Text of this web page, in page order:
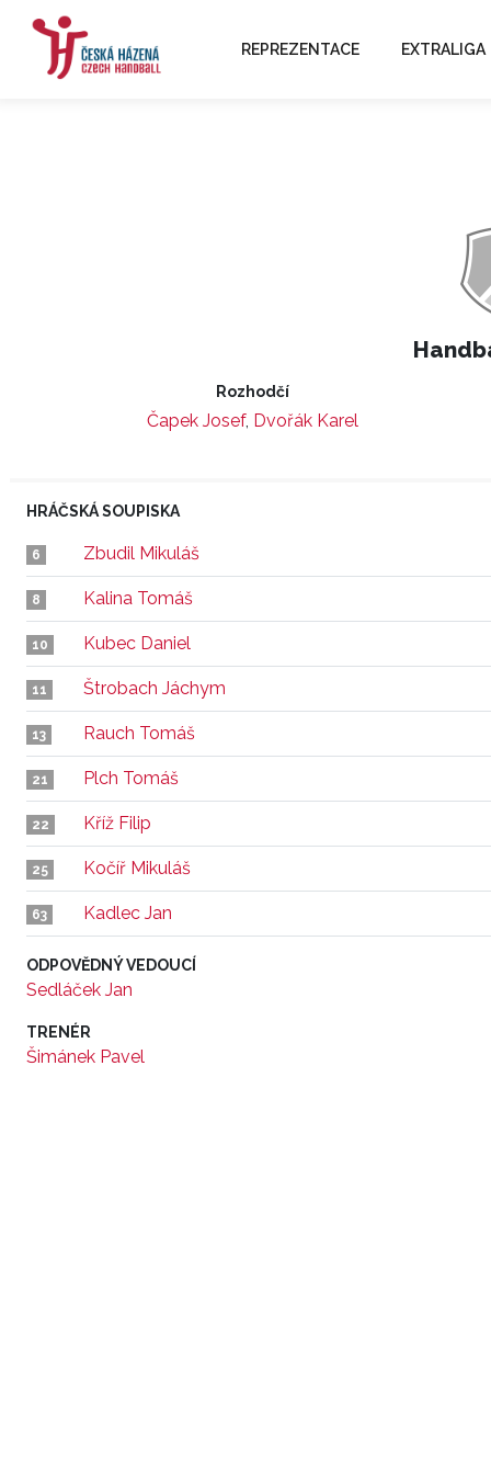
REPREZENTACE EXTRALIGA
Rozhodčí
Čapek Josef, Dvořák Karel
HRÁČSKÁ SOUPISKA
6 Zbudil Mikuláš
8 Kalina Tomáš
10 Kubec Daniel
11 Štrobach Jáchym
13 Rauch Tomáš
21 Plch Tomáš
22 Kříž Filip
25 Kočíř Mikuláš
63 Kadlec Jan
ODPOVĚDNÝ VEDOUCÍ
Sedláček Jan
TRENÉR
Šimánek Pavel